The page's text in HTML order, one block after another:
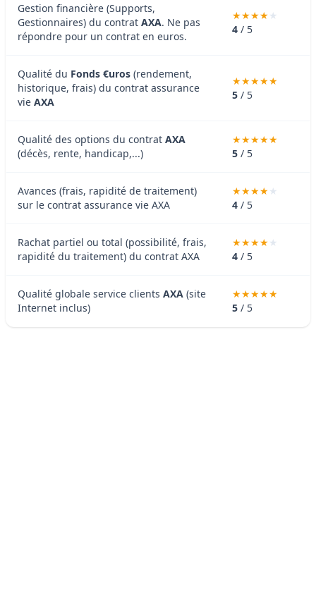
Gestion financière (Supports,
Gestionnaires) du contrat AXA. Ne pas
répondre pour un contrat en euros.
4 / 5
Qualité du Fonds €uros (rendement,
historique, frais) du contrat assurance
vie AXA
5 / 5
Qualité des options du contrat AXA
(décès, rente, handicap,...)
5 / 5
Avances (frais, rapidité de traitement)
sur le contrat assurance vie AXA
4 / 5
Rachat partiel ou total (possibilité, frais,
rapidité du traitement) du contrat AXA
4 / 5
Qualité globale service clients AXA (site
Internet inclus)
5 / 5